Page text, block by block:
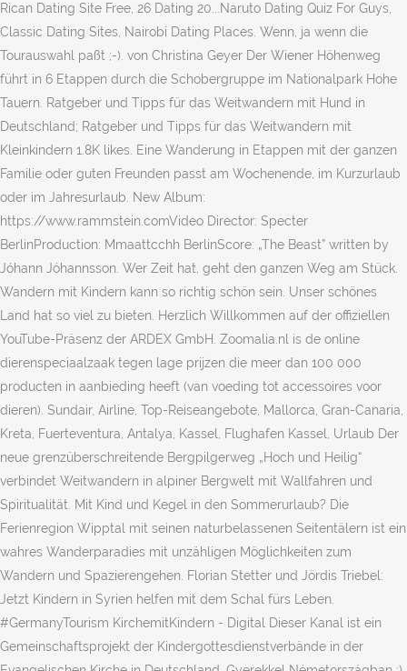
Rican Dating Site Free, 26 Dating 20...Naruto Dating Quiz For Guys,
Classic Dating Sites, Nairobi Dating Places. Wenn, ja wenn die
Tourauswahl paßt ;-). von Christina Geyer Der Wiener Höhenweg
führt in 6 Etappen durch die Schobergruppe im Nationalpark Hohe
Tauern. Ratgeber und Tipps für das Weitwandern mit Hund in
Deutschland; Ratgeber und Tipps für das Weitwandern mit
Kleinkindern 1.8K likes. Eine Wanderung in Etappen mit der ganzen
Familie oder guten Freunden passt am Wochenende, im Kurzurlaub
oder im Jahresurlaub. New Album:
https://www.rammstein.comVideo Director: Specter
BerlinProduction: Mmaattcchh BerlinScore: „The Beast” written by
Jóhann Jóhannsson. Wer Zeit hat, geht den ganzen Weg am Stück.
Wandern mit Kindern kann so richtig schön sein. Unser schönes
Land hat so viel zu bieten. Herzlich Willkommen auf der offiziellen
YouTube-Präsenz der ARDEX GmbH. Zoomalia.nl is de online
dierenspeciaalzaak tegen lage prijzen die meer dan 100 000
producten in aanbieding heeft (van voeding tot accessoires voor
dieren). Sundair, Airline, Top-Reiseangebote, Mallorca, Gran-Canaria,
Kreta, Fuerteventura, Antalya, Kassel, Flughafen Kassel, Urlaub Der
neue grenzüberschreitende Bergpilgerweg „Hoch und Heilig“
verbindet Weitwandern in alpiner Bergwelt mit Wallfahren und
Spiritualität. Mit Kind und Kegel in den Sommerurlaub? Die
Ferienregion Wipptal mit seinen naturbelassenen Seitentälern ist ein
wahres Wanderparadies mit unzähligen Möglichkeiten zum
Wandern und Spazierengehen. Florian Stetter und Jördis Triebel:
Jetzt Kindern in Syrien helfen mit dem Schal fürs Leben.
#GermanyTourism KirchemitKindern - Digital Dieser Kanal ist ein
Gemeinschaftsprojekt der Kindergottesdienstverbände in der